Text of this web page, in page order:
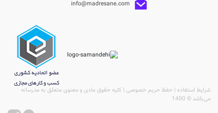
info@madresane.com
شرایط استفاده | حفظ حریم خصوصی | کلیه حقوق مادی و معنوی متعلق به مدرسانه
می‌باشد © 1400